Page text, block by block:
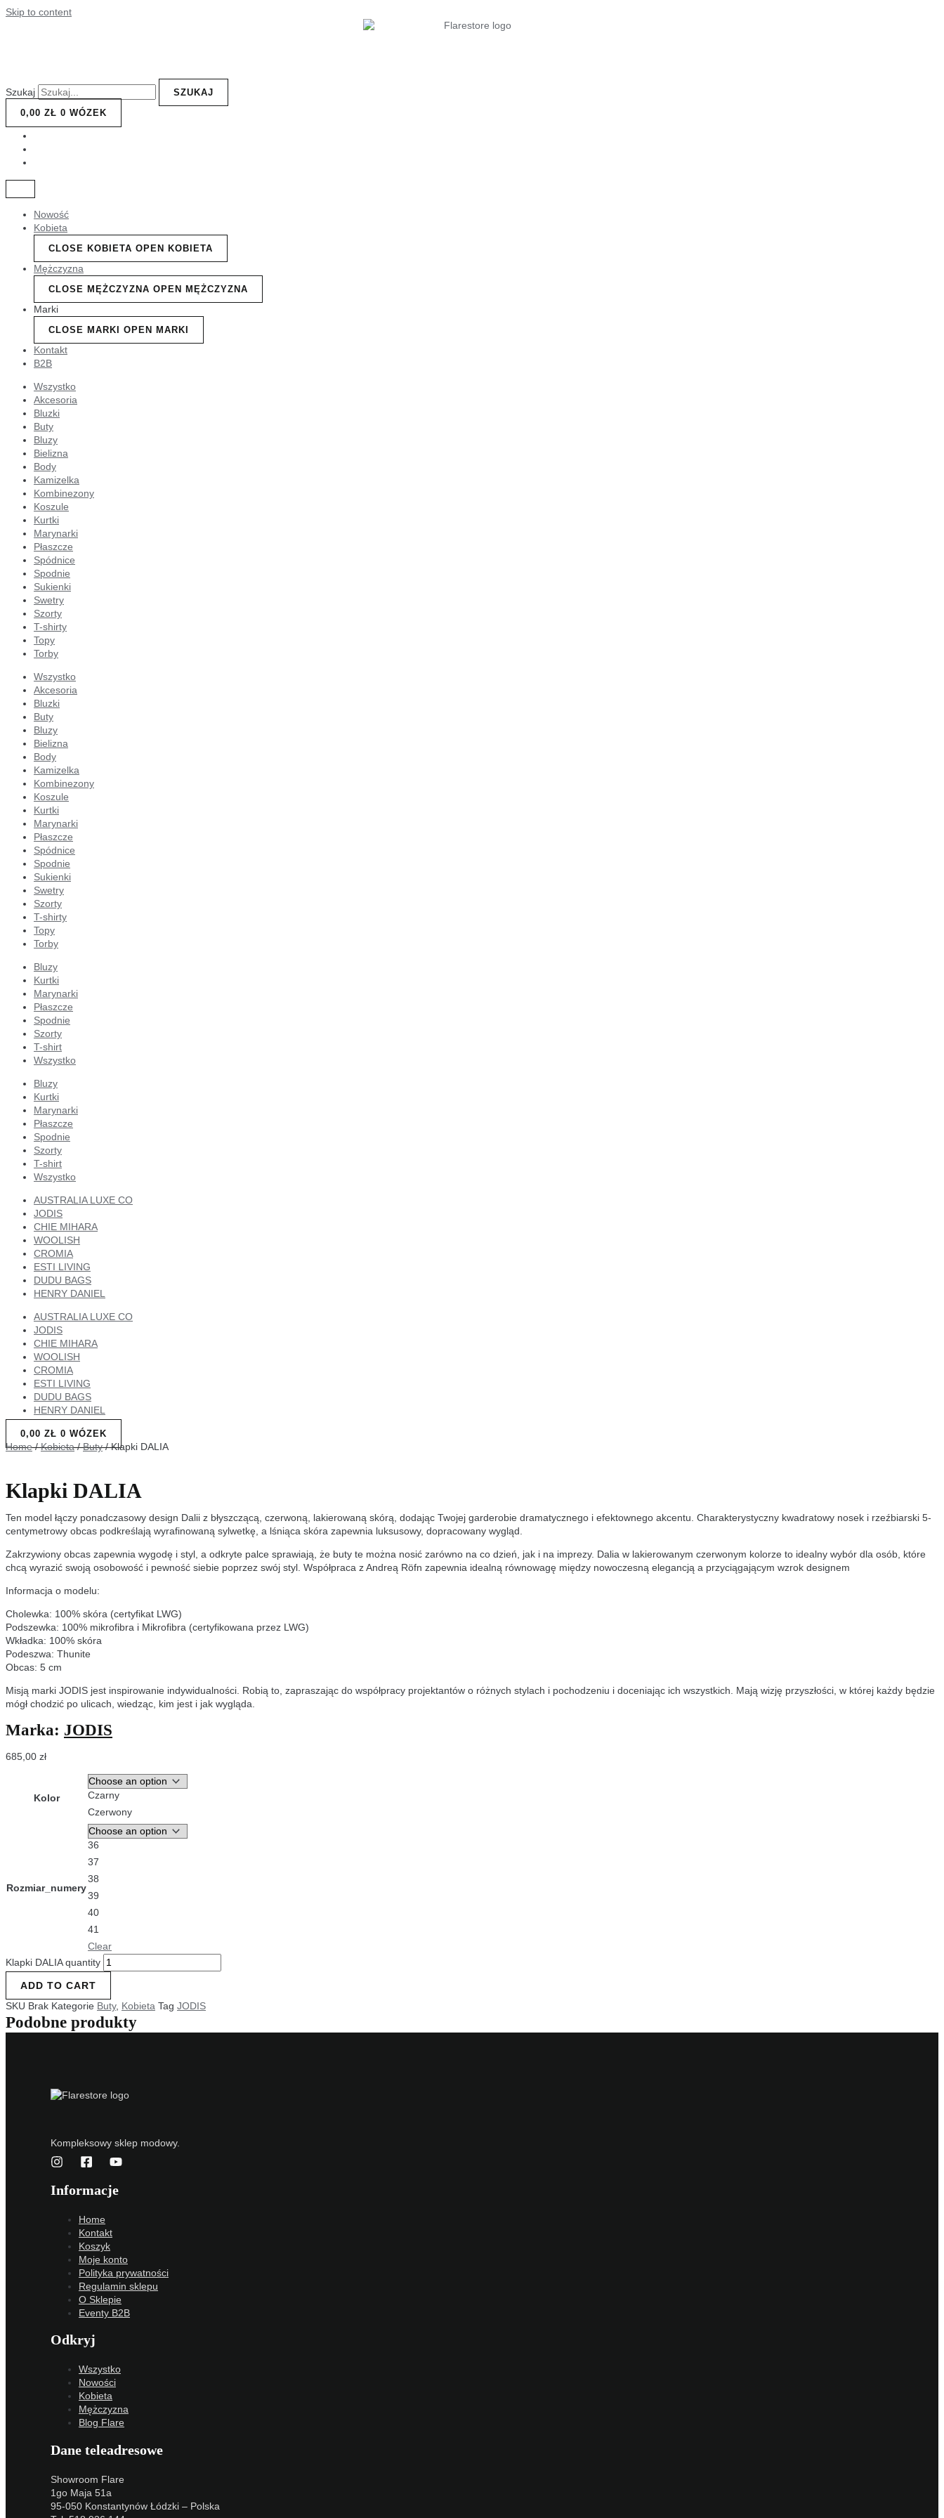
Skip to content
Szukaj
SZUKAJ
0,00 ZŁ 0 WÓZEK
Nowość
Kobieta
CLOSE KOBIETA OPEN KOBIETA
Mężczyzna
CLOSE MĘŻCZYZNA OPEN MĘŻCZYZNA
Marki
CLOSE MARKI OPEN MARKI
Kontakt
B2B
Wszystko
Akcesoria
Bluzki
Buty
Bluzy
Bielizna
Body
Kamizelka
Kombinezony
Koszule
Kurtki
Marynarki
Płaszcze
Spódnice
Spodnie
Sukienki
Swetry
Szorty
T-shirty
Topy
Torby
Wszystko
Akcesoria
Bluzki
Buty
Bluzy
Bielizna
Body
Kamizelka
Kombinezony
Koszule
Kurtki
Marynarki
Płaszcze
Spódnice
Spodnie
Sukienki
Swetry
Szorty
T-shirty
Topy
Torby
Bluzy
Kurtki
Marynarki
Płaszcze
Spodnie
Szorty
T-shirt
Wszystko
Bluzy
Kurtki
Marynarki
Płaszcze
Spodnie
Szorty
T-shirt
Wszystko
AUSTRALIA LUXE CO
JODIS
CHIE MIHARA
WOOLISH
CROMIA
ESTI LIVING
DUDU BAGS
HENRY DANIEL
AUSTRALIA LUXE CO
JODIS
CHIE MIHARA
WOOLISH
CROMIA
ESTI LIVING
DUDU BAGS
HENRY DANIEL
0,00 ZŁ 0 WÓZEK
Home/Kobieta/Buty/ Klapki DALIA
Klapki DALIA
Ten model łączy ponadczasowy design Dalii z błyszczącą, czerwoną, lakierowaną skórą, dodając Twojej garderobie dramatycznego i efektownego akcentu. Charakterystyczny kwadratowy nosek i rzeźbiarski 5-
centymetrowy obcas podkreślają wyrafinowaną sylwetkę, a lśniąca skóra zapewnia luksusowy, dopracowany wygląd.
Zakrzywiony obcas zapewnia wygodę i styl, a odkryte palce sprawiają, że buty te można nosić zarówno na co dzień, jak i na imprezy. Dalia w lakierowanym czerwonym kolorze to idealny wybór dla osób, które
chcą wyrazić swoją osobowość i pewność siebie poprzez swój styl. Współpraca z Andreą Röfn zapewnia idealną równowagę między nowoczesną elegancją a przyciągającym wzrok designem
Informacja o modelu:
Cholewka: 100% skóra (certyfikat LWG)
Podszewka: 100% mikrofibra i Mikrofibra (certyfikowana przez LWG)
Wkładka: 100% skóra
Podeszwa: Thunite
Obcas: 5 cm
Misją marki JODIS jest inspirowanie indywidualności. Robią to, zapraszając do współpracy projektantów o różnych stylach i pochodzeniu i doceniając ich wszystkich. Mają wizję przyszłości, w której każdy będzie
mógł chodzić po ulicach, wiedząc, kim jest i jak wygląda.
Marka: JODIS
685,00 zł
Kolor
Czarny
Czerwony
Rozmiar_numery
36
37
38
39
40
41
Clear
Klapki DALIA quantity
ADD TO CART
SKU Brak Kategorie Buty, Kobieta Tag JODIS
Podobne produkty
Kompleksowy sklep modowy.
Informacje
Home
Kontakt
Koszyk
Moje konto
Polityka prywatności
Regulamin sklepu
O Sklepie
Eventy B2B
Odkryj
Wszystko
Nowości
Kobieta
Mężczyzna
Blog Flare
Dane teleadresowe
Showroom Flare
1go Maja 51a
95-050 Konstantynów Łódzki – Polska